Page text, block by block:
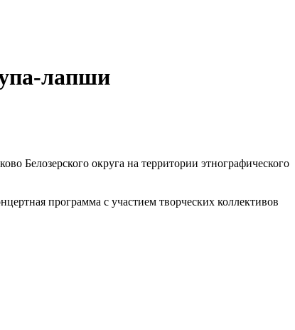
лапши
Белозерского округа на территории этнографического
программа с участием творческих коллективов